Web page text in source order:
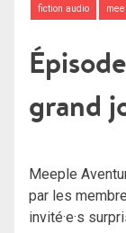
fiction audio
grand
Meeple
par les
invité·e·s